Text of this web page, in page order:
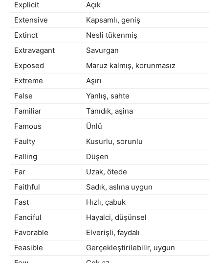
Explicit
Açık
Extensive
Kapsamlı, geniş
Extinct
Nesli tükenmiş
Extravagant
Savurgan
Exposed
Maruz kalmış, korunmasız
Extreme
Aşırı
False
Yanlış, sahte
Familiar
Tanıdık, aşina
Famous
Ünlü
Faulty
Kusurlu, sorunlu
Falling
Düşen
Far
Uzak, ötede
Faithful
Sadık, aslına uygun
Fast
Hızlı, çabuk
Fanciful
Hayalci, düşünsel
Favorable
Elverişli, faydalı
Feasible
Gerçekleştirilebilir, uygun